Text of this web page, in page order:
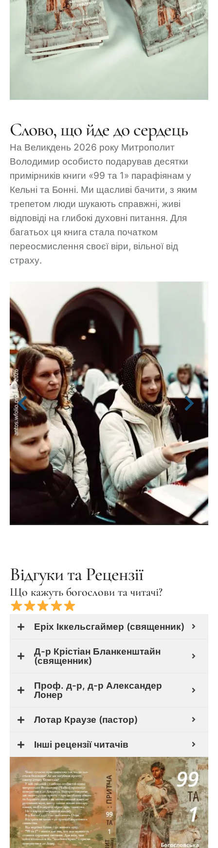
Слово, що йде до сердець
На Великдень 2026 року Митрополит
Володимир особисто подарував десятки
примірників книги «99 та 1» парафіянам у
Кельні та Бонні. Ми щасливі бачити, з яким
трепетом люди шукають справжні, живі
відповіді на глибокі духовні питання. Для
багатьох ця книга стала початком
переосмислення своєї віри, вільної від
страху.
Відгуки та Рецензії
Що кажуть богослови та читачі?
Еріх Іккельсгаймер (священник)
Д-р Крістіан Бланкенштайн
(священник)
Проф. д-р, д-р Александер
Лонер
Лотар Краузе (пастор)
Інші рецензії читачів